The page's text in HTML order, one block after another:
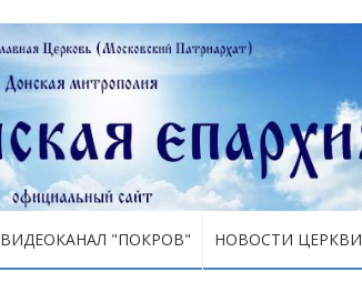
ВИДЕОКАНАЛ "ПОКРОВ" НОВОСТИ ЦЕРКВИ